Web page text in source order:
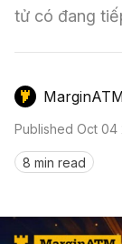
Kinh
Sàn
Công Cụ
Mô Hình
Sign in
tử có đang
Published Oct 04
8 min read